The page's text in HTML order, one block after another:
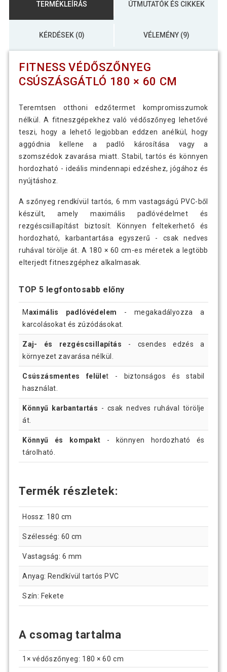
TERMÉKLEÍRÁS ÚTMUTATÓK ÉS CIKKEK
KÉRDÉSEK (0) VÉLEMÉNY (9)
FITNESS VÉDŐSZŐNYEG
CSÚSZÁSGÁTLÓ 180 × 60 CM
Teremtsen otthoni edzőtermet kompromisszumok
nélkül. A fitneszgépekhez való védőszőnyeg lehetővé
teszi, hogy a lehető legjobban eddzen anélkül, hogy
aggódnia kellene a padló károsítása vagy a
szomszédok zavarása miatt. Stabil, tartós és könnyen
hordozható - ideális mindennapi edzéshez, jógához és
nyújtáshoz.
A szőnyeg rendkívül tartós, 6 mm vastagságú PVC-ből
készült, amely maximális padlóvédelmet és
rezgéscsillapítást biztosít. Könnyen feltekerhető és
hordozható, karbantartása egyszerű - csak nedves
ruhával törölje át. A 180 × 60 cm-es méretek a legtöbb
elterjedt fitneszgéphez alkalmasak.
TOP 5 legfontosabb előny
Maximális padlóvédelem - megakadályozza a
karcolásokat és zúzódásokat.
Zaj- és rezgéscsillapítás - csendes edzés a
környezet zavarása nélkül.
Csúszásmentes felület - biztonságos és stabil
használat.
Könnyű karbantartás - csak nedves ruhával törölje
át.
Könnyű és kompakt - könnyen hordozható és
tárolható.
Termék részletek:
Hossz: 180 cm
Szélesség: 60 cm
Vastagság: 6 mm
Anyag: Rendkívül tartós PVC
Szín: Fekete
A csomag tartalma
1× védőszőnyeg: 180 × 60 cm